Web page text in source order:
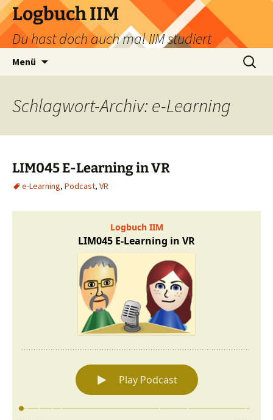
Zum
Inhalt
springen
Logbuch IIM
Du hast doch auch mal IIM studiert
Menü
Suchen
nach:
Schlagwort-Archiv: e-Learning
LIM045 E-Learning in VR
e-Learning, Podcast, VR